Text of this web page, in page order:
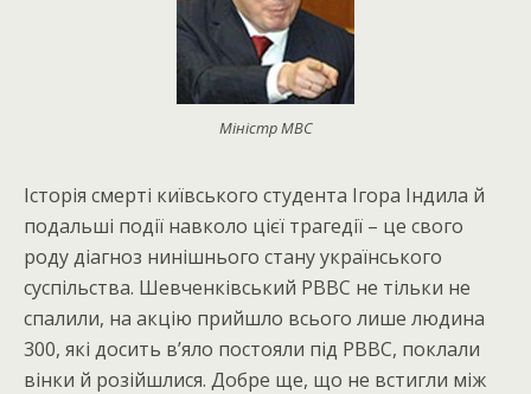
Міністр МВС
Історія смерті київського студента Ігора Індила й
подальші події навколо цієї трагедії – це свого
роду діагноз нинішнього стану українського
суспільства. Шевченківський РВВС не тільки не
спалили, на акцію прийшло всього лише людина
300, які досить в’яло постояли під РВВС, поклали
вінки й розійшлися. Добре ще, що не встигли між